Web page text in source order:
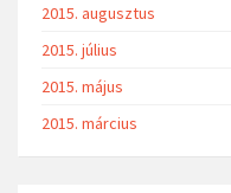
2015. augusztus
2015. július
2015. május
2015. március